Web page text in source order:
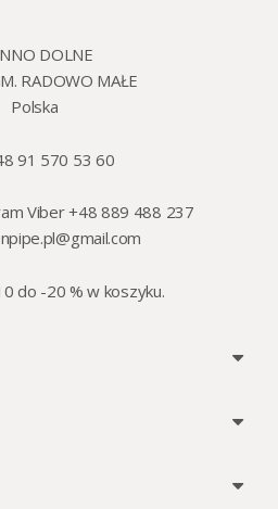
DOLNE
RADOWO MAŁE
Polska
91 570 53 60
Viber +48 889 488 237
do -20 % w koszyku.